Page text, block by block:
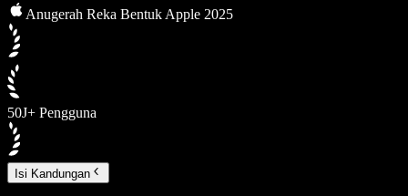
Anugerah Reka Bentuk Apple 2025
50J+ Pengguna
Isi Kandungan